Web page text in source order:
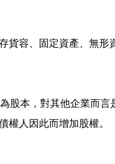
容、固定資產、無形
本，對其他企業而言
權人因此而增加股權。